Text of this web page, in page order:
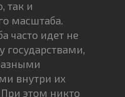
так и
масштаба.
часто идет не
государствами,
внутри их
При этом никто